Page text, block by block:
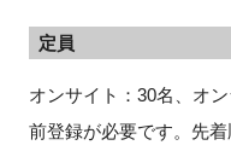
定員
オンサイト：30名、オ
前登録が必要です。先